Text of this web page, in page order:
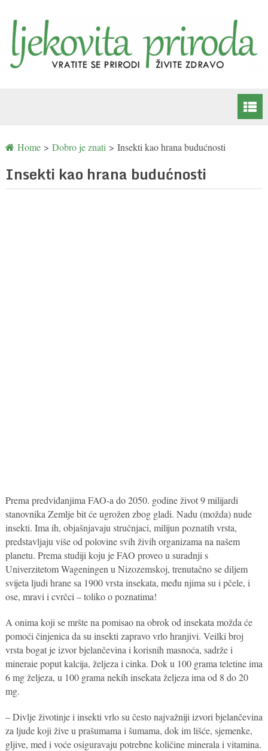
Home> Dobro je znati > Insekti kao hrana budućnosti
Insekti kao hrana budućnosti
Prema predviđanjima FAO-a do 2050. godine život 9 milijardi
stanovnika Zemlje bit će ugrožen zbog gladi. Nadu (možda) nude
insekti. Ima ih, objašnjavaju stručnjaci, milijun poznatih vrsta,
predstavljaju više od polovine svih živih organizama na našem
planetu. Prema studiji koju je FAO proveo u suradnji s
Univerzitetom Wageningen u Nizozemskoj, trenutačno se diljem
svijeta ljudi hrane sa 1900 vrsta insekata, među njima su i pčele, i
ose, mravi i cvrčci – toliko o poznatima!
A onima koji se mršte na pomisao na obrok od insekata možda će
pomoći činjenica da su insekti zapravo vrlo hranjivi. Veilki broj
vrsta bogat je izvor bjelančevina i korisnih masnoća, sadrže i
mineraie poput kalcija, željeza i cinka. Dok u 100 grama teletine ima
6 mg željeza, u 100 grama nekih insekata željeza ima od 8 do 20
mg.
– Divlje životinje i insekti vrlo su često najvažniji izvori bjelančevina
za ljude koji žive u prašumama i šumama, dok im lišće, sjemenke,
gljive, med i voće osiguravaju potrebne količine minerala i vitamina.